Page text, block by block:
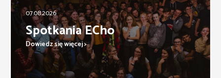
07.08.2026
Spotkania ECho
Dowiedz się więcej >